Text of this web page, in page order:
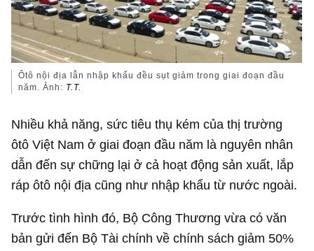
Ôtô nội địa lẫn nhập khẩu đều sụt giảm trong giai đoạn đầu
năm. Ảnh: T.T.
Nhiều khả năng, sức tiêu thụ kém của thị trường
ôtô Việt Nam ở giai đoạn đầu năm là nguyên nhân
dẫn đến sự chững lại ở cả hoạt động sản xuất, lắp
ráp ôtô nội địa cũng như nhập khẩu từ nước ngoài.
Trước tình hình đó, Bộ Công Thương vừa có văn
bản gửi đến Bộ Tài chính về chính sách giảm 50%